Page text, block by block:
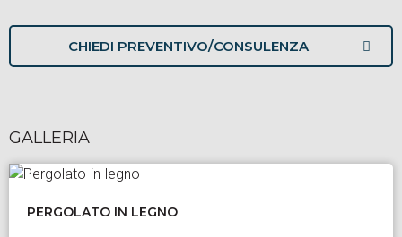
CHIEDI PREVENTIVO/CONSULENZA
GALLERIA
PERGOLATO IN LEGNO